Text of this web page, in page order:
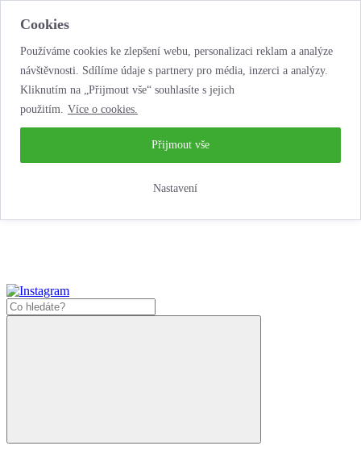
Cookies
Používáme cookies ke zlepšení webu, personalizaci reklam a analýze
návštěvnosti. Sdílíme údaje s partnery pro média, inzerci a analýzy.
Kliknutím na „Přijmout vše“ souhlasíte s jejich
použitím. Více o cookies.
Nastavení
Přijmout vše
...neobyčejná jízda životem!